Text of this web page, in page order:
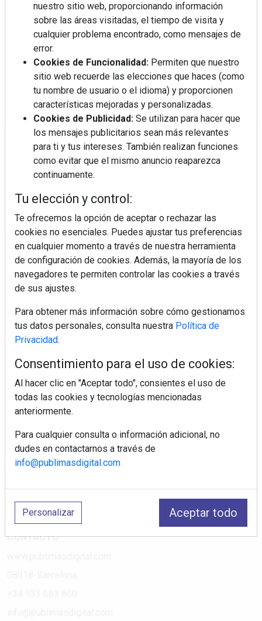
Regístrate y accede a contenidos
exclusivos
electrodomésticos, novedades informáticas, electrónica de
consumo, canal electro, retail, análisis distribución, noticias
tiendas electrodomésticos, línea blanca, línea marrón,
pequeño electrodoméstico, datos de mercado.
PÁGINAS
Suscripciones
Política de Privacidad
Política de Cookies
Política de Redes
Aviso Legal
¿Quiénes somos?
CONTACTO
nuestro sitio web, proporcionando información
sobre las áreas visitadas, el tiempo de visita y
cualquier problema encontrado, como mensajes de
error.
Cookies de Funcionalidad: Permiten que nuestro
sitio web recuerde las elecciones que haces (como
tu nombre de usuario o el idioma) y proporcionen
características mejoradas y personalizadas.
Cookies de Publicidad: Se utilizan para hacer que
los mensajes publicitarios sean más relevantes
para ti y tus intereses. También realizan funciones
como evitar que el mismo anuncio reaparezca
continuamente.
Tu elección y control:
Te ofrecemos la opción de aceptar o rechazar las
cookies no esenciales. Puedes ajustar tus preferencias
en cualquier momento a través de nuestra herramienta
de configuración de cookies. Además, la mayoría de los
navegadores te permiten controlar las cookies a través
de sus ajustes.
Para obtener más información sobre cómo gestionamos
tus datos personales, consulta nuestra Política de
Privacidad.
Consentimiento para el uso de cookies:
Al hacer clic en "Aceptar todo", consientes el uso de
todas las cookies y tecnologías mencionadas
anteriormente.
Para cualquier consulta o información adicional, no
dudes en contactarnos a través de
info@publimasdigital.com
Personalizar Aceptar todo